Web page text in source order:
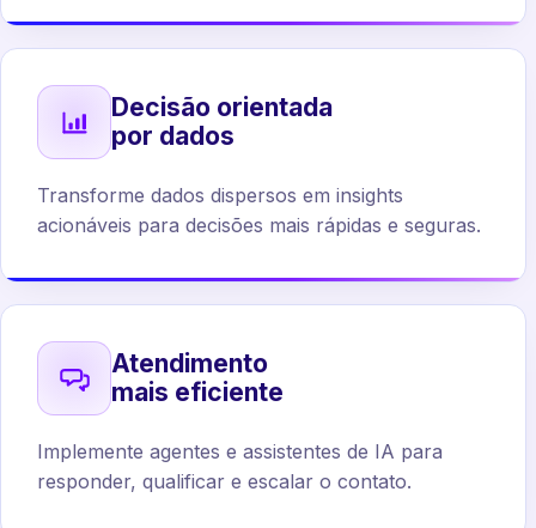
Decisão orientada
por dados
Transforme dados dispersos em insights
acionáveis para decisões mais rápidas e seguras.
Atendimento
mais eficiente
Implemente agentes e assistentes de IA para
responder, qualificar e escalar o contato.